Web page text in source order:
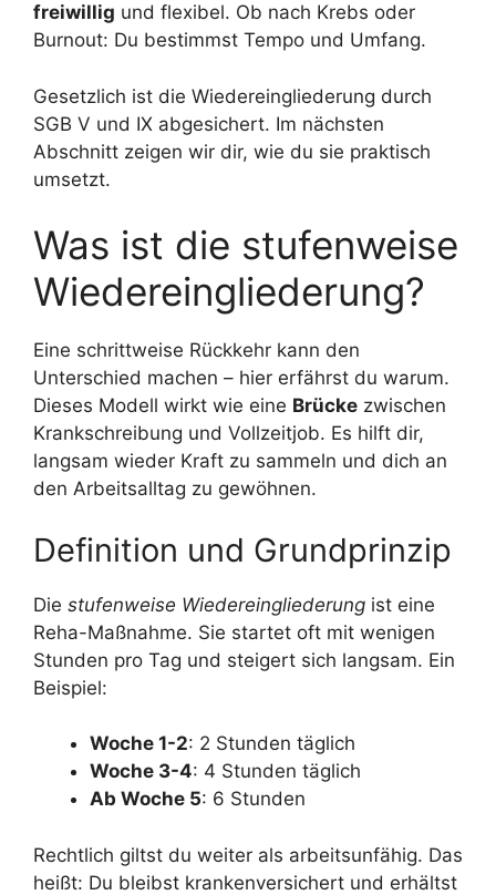
freiwillig und flexibel. Ob nach Krebs oder
Burnout: Du bestimmst Tempo und Umfang.
Gesetzlich ist die Wiedereingliederung durch
SGB V und IX abgesichert. Im nächsten
Abschnitt zeigen wir dir, wie du sie praktisch
umsetzt.
Was ist die stufenweise
Wiedereingliederung?
Eine schrittweise Rückkehr kann den
Unterschied machen – hier erfährst du warum.
Dieses Modell wirkt wie eine Brücke zwischen
Krankschreibung und Vollzeitjob. Es hilft dir,
langsam wieder Kraft zu sammeln und dich an
den Arbeitsalltag zu gewöhnen.
Definition und Grundprinzip
Die stufenweise Wiedereingliederung ist eine
Reha-Maßnahme. Sie startet oft mit wenigen
Stunden pro Tag und steigert sich langsam. Ein
Beispiel:
Woche 1-2: 2 Stunden täglich
Woche 3-4: 4 Stunden täglich
Ab Woche 5: 6 Stunden
Rechtlich giltst du weiter als arbeitsunfähig. Das
heißt: Du bleibst krankenversichert und erhältst